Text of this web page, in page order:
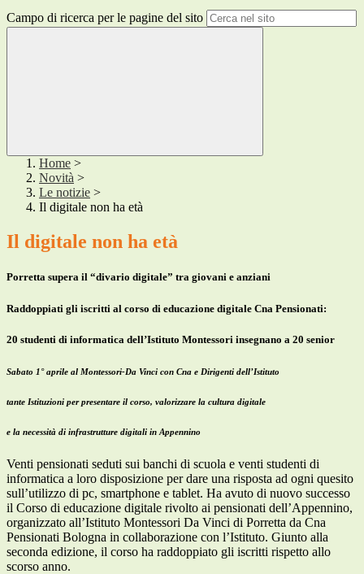
Campo di ricerca per le pagine del sito
Home >
Novità >
Le notizie >
Il digitale non ha età
Il digitale non ha età
Porretta supera il “divario digitale” tra giovani e anziani
Raddoppiati gli iscritti al corso di educazione digitale Cna Pensionati:
20 studenti di informatica dell’Istituto Montessori insegnano a 20 senior
Sabato 1° aprile al Montessori-Da Vinci con Cna e Dirigenti dell’Istituto
tante Istituzioni per presentare il corso, valorizzare la cultura digitale
e la necessità di infrastrutture digitali in Appennino
Venti pensionati seduti sui banchi di scuola e venti studenti di
informatica a loro disposizione per dare una risposta ad ogni quesito
sull’utilizzo di pc, smartphone e tablet. Ha avuto di nuovo successo
il Corso di educazione digitale rivolto ai pensionati dell’Appennino,
organizzato all’Istituto Montessori Da Vinci di Porretta da Cna
Pensionati Bologna in collaborazione con l’Istituto. Giunto alla
seconda edizione, il corso ha raddoppiato gli iscritti rispetto allo
scorso anno.